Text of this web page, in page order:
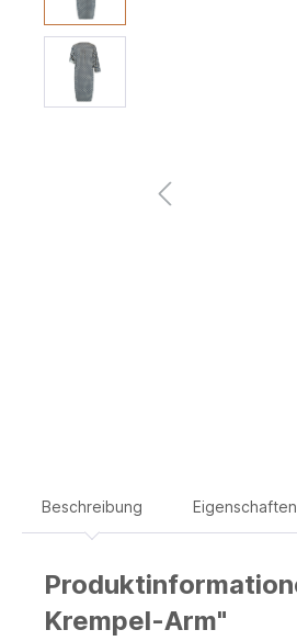
Beschreibung Eigenschaften
Krempel-Arm"